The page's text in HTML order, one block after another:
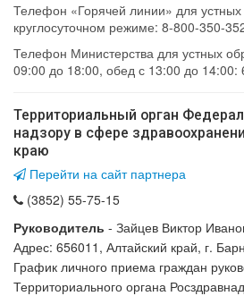
Телефон «Горячей линии» для
круглосуточном режиме: 8-800-350-
Телефон Министерства для устных
09:00 до 18:00, обед с 13:00 до 14:00:
Территориальный орган
надзору в сфере
краю
Перейти на сайт партнера
(3852) 55-75-15
Руководитель - Зайцев Виктор
Адрес: 656011, Алтайский край, г.
График личного приема граждан
Территориального органа